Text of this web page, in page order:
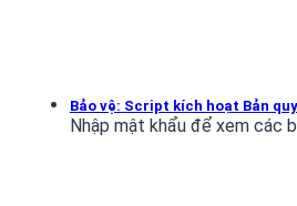
Bảo vệ: Script kích hoạt Bản
Nhập mật khẩu để xem các